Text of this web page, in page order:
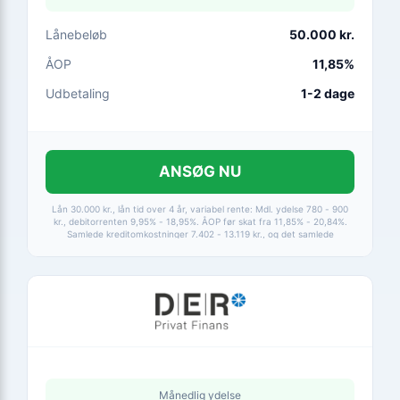
Lånebeløb
50.000 kr.
ÅOP
11,85%
Udbetaling
1-2 dage
ANSØG NU
Lån 30.000 kr., lån tid over 4 år, variabel rente: Mdl. ydelse 780 - 900
kr., debitorrenten 9,95% - 18,95%. ÅOP før skat fra 11,85% - 20,84%.
Samlede kreditomkostninger 7.402 - 13.119 kr., og det samlede
Månedlig ydelse